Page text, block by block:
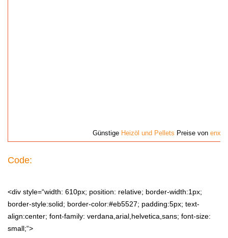
Günstige Heizöl und Pellets Preise von
Code:
<div style=“width: 610px; position: relative; border-width:1px;
border-style:solid; border-color:#eb5527; padding:5px; text-
align:center; font-family: verdana,arial,helvetica,sans; font-size:
small;“>